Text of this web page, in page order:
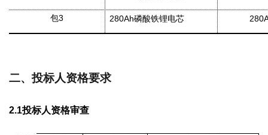
包3 280Ah磷酸铁锂电芯
二、投标人资格要求
2.1投标人资格审查